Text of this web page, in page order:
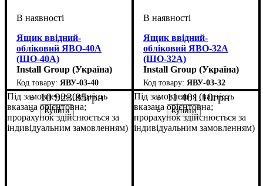
Ящик ввідний-
обліковий ЯВО-40А
(ШО-40А)
Install Group (Україна)
ЯВУ-03-40
10 923.85грн
Ящик ввідний-
обліковий ЯВО-32А
(ШО-32А)
Install Group (Україна)
ЯВУ-03-32
11 401.10грн
Під замовлення (вартість
вказана орієнтовна;
прорахунок здійснюється за
індивідуальним замовленням)
Під замовлення (вартість
вказана орієнтовна;
прорахунок здійснюється за
індивідуальним замовленням)